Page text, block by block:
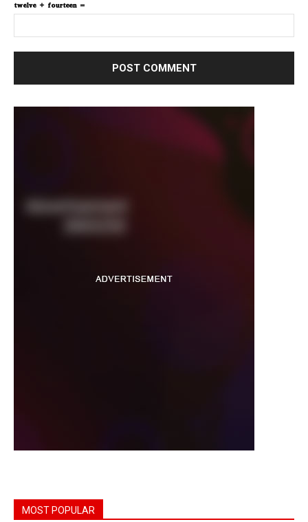
twelve + fourteen =
MOST POPULAR